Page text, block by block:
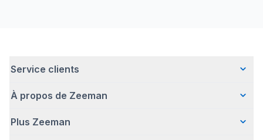
Service clients
Questions fréquentes
Livraison
À propos de Zeeman
Qui sommes-nous ?
Plus Zeeman